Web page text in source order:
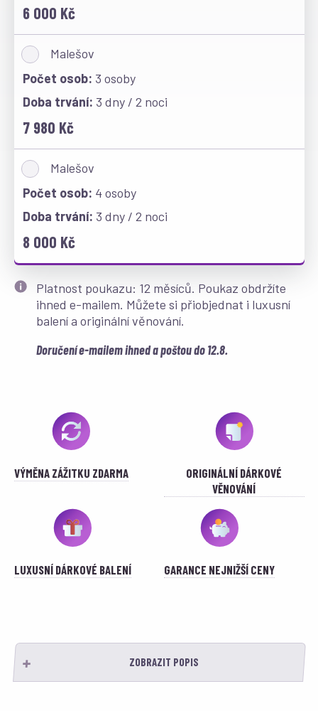
6 000 Kč
Malešov
3 osoby
3 dny / 2 noci
7 980 Kč
Malešov
4 osoby
3 dny / 2 noci
8 000 Kč
Platnost poukazu: 12 měsíců. Poukaz obdržíte
ihned e-mailem. Můžete si přiobjednat i luxusní
balení a originální věnování.
Doručení e-mailem ihned a poštou do 12.8.
VÝMĚNA ZÁŽITKU ZDARMA
ORIGINÁLNÍ DÁRKOVÉ
VĚNOVÁNÍ
LUXUSNÍ DÁRKOVÉ BALENÍ GARANCE NEJNIŽŠÍ CENY
ZOBRAZIT POPIS